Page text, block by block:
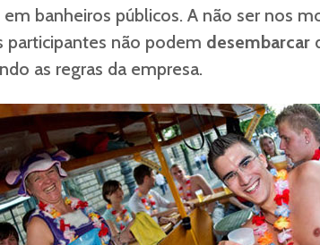
em banheiros públicos. A não ser nos
participantes não podem desembarcar
as regras da empresa.